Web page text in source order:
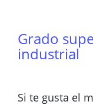
Grado
industrial
Si te gusta el